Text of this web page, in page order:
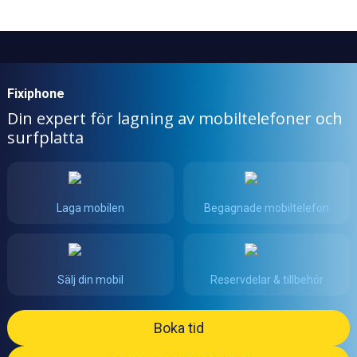
Fixiphone
Din expert för lagning av mobiltelefoner och
surfplatta
Laga mobilen Begagnade mobiltelefon
Sälj din mobil Reservdelar & tillbehör
Boka tid